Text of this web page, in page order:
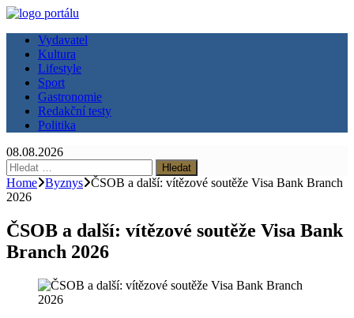
Vydavatel
Kultura
Lifestyle
Sport
Gastronomie
Redakční testy
Politika
08.08.2026
Vyhledávání
Home Byznys ČSOB a další: vítězové soutěže Visa Bank Branch
2026
ČSOB a další: vítězové soutěže Visa Bank
Branch 2026